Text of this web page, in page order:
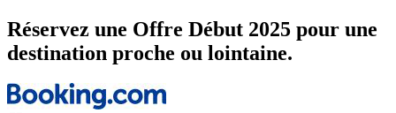
Réservez une Offre Début 2025 pour une
destination proche ou lointaine.